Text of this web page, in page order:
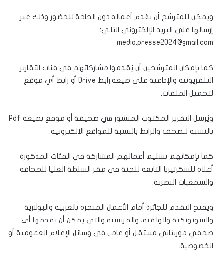
ويمكن للمترشح أن يقدم أعماله دون الحاجة للحضور وذلك عبر
إرسالها على البريد الإلكتروني التالي:
media.presse2024@gmail.com
كما بإمكان المترشحين أن يُقدموا مشاركاتهم في فئات التقارير
التلفزيونية والإذاعية على صيغة رابط Drive أو رابط أي موقع
لتحميل الملفات.
ويُرسل التقرير المكتوب المنشور في صحيفة أو موقع بصيغة Pdf
بالنسبة للصحف والرابط بالنسبة للمواقع الالكترونية.
كما بإمكانهم تسليم أعمالهم المشاركة في الفئات المذكورة
أعلاه للسكرتيريا التابعة للجنة في مقر السلطة العليا للصحافة
والسمعيات البصرية.
‏‎ويفتح التقدم للجائزة أمام الأعمال المنجزة بالعربية والبولارية
والسونونكية والولفية، والفرنسية والتي يمكن أن يقدمها أي
صحفي موريتاني مستقل أو عامل في وسائل الإعلام العمومية أو
الخصوصية.